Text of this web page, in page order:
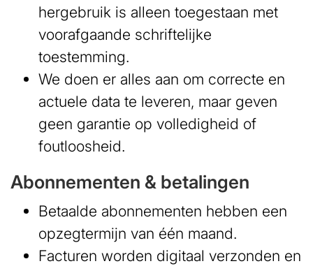
hergebruik is alleen toegestaan met
voorafgaande schriftelijke
toestemming.
We doen er alles aan om correcte en
actuele data te leveren, maar geven
geen garantie op volledigheid of
foutloosheid.
Abonnementen & betalingen
Betaalde abonnementen hebben een
opzegtermijn van één maand.
Facturen worden digitaal verzonden en